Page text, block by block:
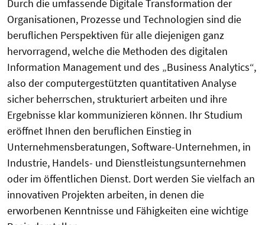
Durch die umfassende Digitale Transformation der
Organisationen, Prozesse und Technologien sind die
beruflichen Perspektiven für alle diejenigen ganz
hervorragend, welche die Methoden des digitalen
Information Management und des „Business Analytics“,
also der computergestützten quantitativen Analyse
sicher beherrschen, strukturiert arbeiten und ihre
Ergebnisse klar kommunizieren können. Ihr Studium
eröffnet Ihnen den beruflichen Einstieg in
Unternehmensberatungen, Software-Unternehmen, in
Industrie, Handels- und Dienstleistungsunternehmen
oder im öffentlichen Dienst. Dort werden Sie vielfach an
innovativen Projekten arbeiten, in denen die
erworbenen Kenntnisse und Fähigkeiten eine wichtige